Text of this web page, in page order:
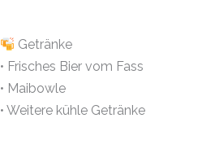
Getränke
• Frisches Bier vom Fass
• Maibowle
• Weitere kühle Getränke